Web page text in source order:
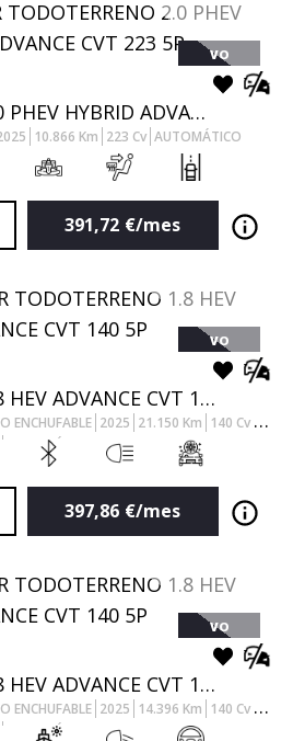
VO
TODOTERRENO 2.0 PHEV HYBRID ADVANCE CVT 223 5P
10.866 Km 223 Cv AUTOMÁTICO
391,72 €/mes
VO
TODOTERRENO 1.8 HEV ADVANCE CVT 140 5P
ENCHUFABLE 2025 21.150 Km 140 Cv
AUTOMÁTICO
397,86 €/mes
VO
TODOTERRENO 1.8 HEV ADVANCE CVT 140 5P
ENCHUFABLE 2025 14.396 Km 140 Cv
AUTOMÁTICO